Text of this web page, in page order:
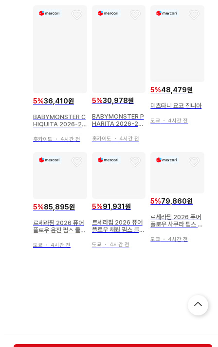
5%36,410원
BABYMONSTER C
HIQUITA 2026-27
랜덤 트레이딩 카드 A
홋카이도 ・ 4시간 전
5%30,978원
BABYMONSTER P
HARITA 2026-27
랜덤 트레이딩 카드 A
홋카이도 ・ 4시간 전
5%48,479원
미츠타니 요코 진니아
도쿄 ・ 4시간 전
5%85,895원
르세라핌 2026 퓨어
플로우 윤진 핌스 클럽
도쿄 ・ 4시간 전
5%91,931원
르세라핌 2026 퓨어
플로우 채원 핌스 클럽
도쿄 ・ 4시간 전
5%79,860원
르세라핌 2026 퓨어
플로우 사쿠라 핌스 클
플러시
도쿄 ・ 4시간 전